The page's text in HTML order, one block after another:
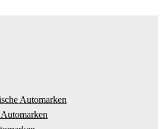
Automarken